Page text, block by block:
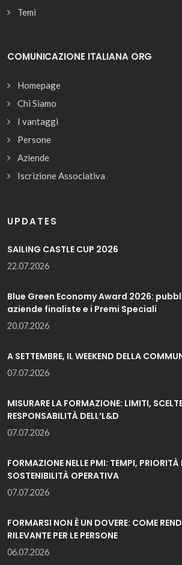
Temi
COMUNICAZIONE ITALIANA ORG
Homepage
Chi Siamo
I vantaggi
Persone
Aziende
Iscrizione Associativa
UPDATES
SAILING CASTLE CUP 2026
22.07.2026
Blue Green Economy Award 2026:
aziende finaliste e i Premi Speciali
20.07.2026
A SETTEMBRE, IL WEEKEND DELLA
07.07.2026
MISURARE LA FORMAZIONE: LIMITI,
RESPONSABILITÀ DELL’L&D
07.07.2026
FORMAZIONE NELLE PMI: TEMPI, PRIORITÀ
SOSTENIBILITÀ OPERATIVA
07.07.2026
FORMARSI NON È UN DOVERE: COME
RILEVANTE PER LE PERSONE
06.07.2026